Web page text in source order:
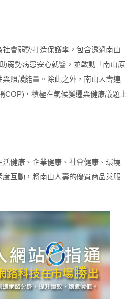
會弱勢打造保護傘，包含透過南山
弱勢病患安心就醫，並啟動「南山原
照護能量。除此之外，南山人壽連
COP)，積極在氣候變遷與健康議題上
健康、企業健康、社會健康、環境
互動，將南山人壽的優質商品與服